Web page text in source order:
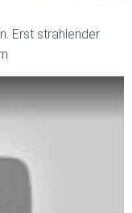
Erst strahlender